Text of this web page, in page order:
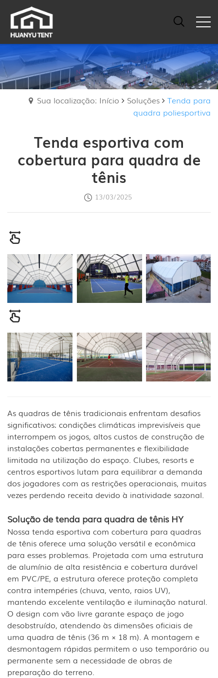
Sua localização: Início Soluções
Tenda para
quadra poliesportiva
Tenda esportiva com
cobertura para quadra de
tênis
13/03/2025
As quadras de tênis tradicionais enfrentam desafios
significativos: condições climáticas imprevisíveis que
interrompem os jogos, altos custos de construção de
instalações cobertas permanentes e flexibilidade
limitada na utilização do espaço. Clubes, resorts e
centros esportivos lutam para equilibrar a demanda
dos jogadores com as restrições operacionais, muitas
vezes perdendo receita devido à inatividade sazonal.
Solução de tenda para quadra de tênis HY
Nossa tenda esportiva com cobertura para quadras
de tênis oferece uma solução versátil e econômica
para esses problemas. Projetada com uma estrutura
de alumínio de alta resistência e cobertura durável
em PVC/PE, a estrutura oferece proteção completa
contra intempéries (chuva, vento, raios UV),
mantendo excelente ventilação e iluminação natural.
O design com vão livre garante espaço de jogo
desobstruído, atendendo às dimensões oficiais de
uma quadra de tênis (36 m × 18 m). A montagem e
desmontagem rápidas permitem o uso temporário ou
permanente sem a necessidade de obras de
preparação do terreno.